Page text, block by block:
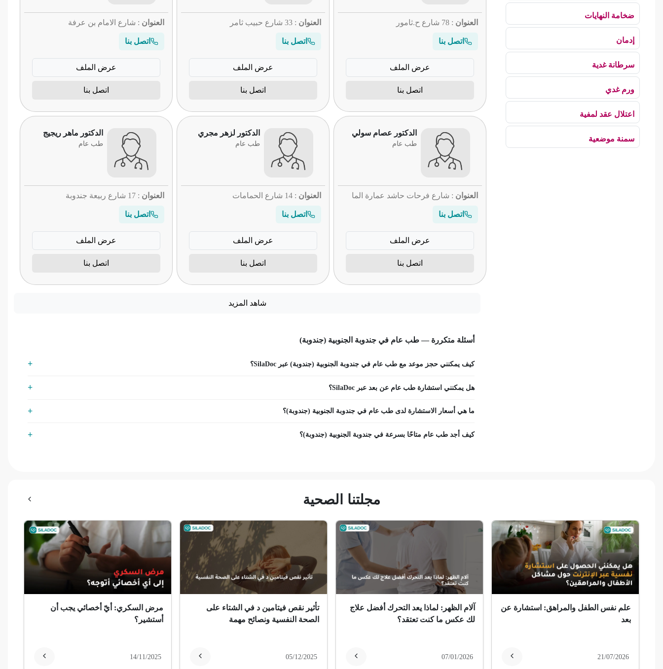
ضخامة النهايات
إدمان
سرطانة غدية
ورم غدي
اعتلال عقد لمفية
سمنة موضعية
ذبحة صدرية
ذبحة صدرية (مصطلح لاتيني)
العنوان : 78 شارع ح.ثامور
اتصل بنا
عرض الملف
اتصل بنا
العنوان : 33 شارع حبيب ثامر
اتصل بنا
عرض الملف
اتصل بنا
العنوان : شارع الامام بن عرفة
اتصل بنا
عرض الملف
اتصل بنا
الدكتور عصام سولي
طب عام
العنوان : شارع فرحات حاشد عمارة الما
اتصل بنا
عرض الملف
اتصل بنا
الدكتور لزهر مجري
طب عام
العنوان : 14 شارع الحمامات
اتصل بنا
عرض الملف
اتصل بنا
الدكتور ماهر ريجيج
طب عام
العنوان : 17 شارع ربيعة جندوبة
اتصل بنا
عرض الملف
اتصل بنا
شاهد المزيد
أسئلة متكررة — طب عام في جندوبة الجنوبية (جندوبة)
كيف يمكنني حجز موعد مع طب عام في جندوبة الجنوبية (جندوبة) عبر SilaDoc؟
هل يمكنني استشارة طب عام عن بعد عبر SilaDoc؟
ما هي أسعار الاستشارة لدى طب عام في جندوبة الجنوبية (جندوبة)؟
كيف أجد طب عام متاحًا بسرعة في جندوبة الجنوبية (جندوبة)؟
مجلتنا الصحية
علم نفس الطفل والمراهق: استشارة عن
بعد
21/07/2026
آلام الظهر: لماذا يعد التحرك أفضل علاج
لك عكس ما كنت تعتقد؟
07/01/2026
تأثير نقص فيتامين د في الشتاء على
الصحة النفسية ونصائح مهمة
05/12/2025
مرض السكري: أيّ أخصائي يجب أن
أستشير؟
14/11/2025